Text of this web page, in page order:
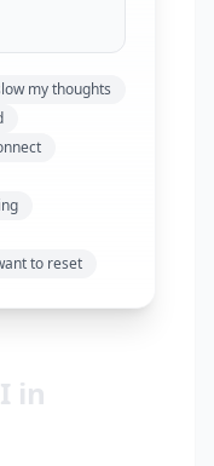
my thoughts
to reset
in